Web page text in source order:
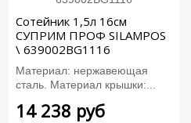
Сотейник 1,5л 16см
СУПРИМ ПРОФ SILAMPOS
\ 639002BG1116
Материал: нержавеющая
сталь. Материал крышки:...
14 238 руб